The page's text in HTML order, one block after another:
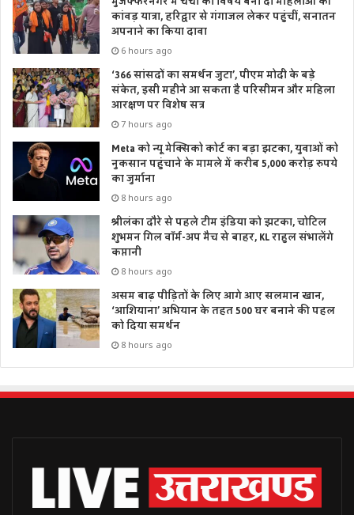
कांवड़ यात्रा, हरिद्वार से गंगाजल लेकर पहुंचीं, सनातन
अपनाने का किया दावा
6 hours ago
‘366 सांसदों का समर्थन जुटा’, पीएम मोदी के बड़े
संकेत, इसी महीने आ सकता है परिसीमन और महिला
आरक्षण पर विशेष सत्र
7 hours ago
Meta को न्यू मेक्सिको कोर्ट का बड़ा झटका, युवाओं को
नुकसान पहुंचाने के मामले में करीब 5,000 करोड़ रुपये
का जुर्माना
8 hours ago
श्रीलंका दौरे से पहले टीम इंडिया को झटका, चोटिल
शुभमन गिल वॉर्म-अप मैच से बाहर, KL राहुल संभालेंगे
कप्तानी
8 hours ago
असम बाढ़ पीड़ितों के लिए आगे आए सलमान खान,
‘आशियाना’ अभियान के तहत 500 घर बनाने की पहल
को दिया समर्थन
8 hours ago